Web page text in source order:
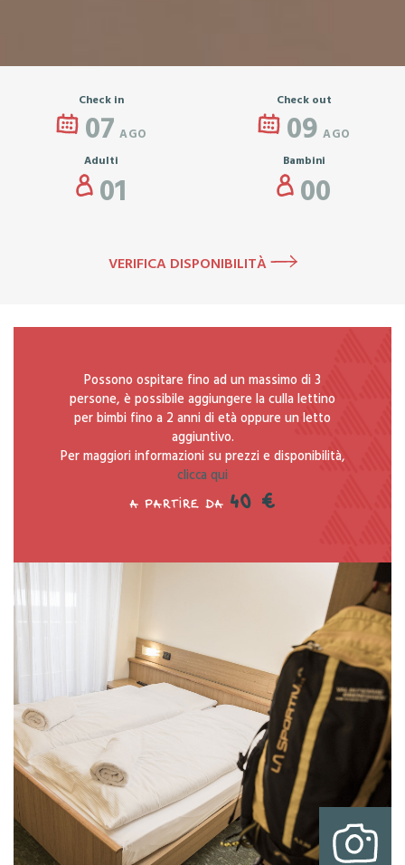
Check in
07 AGO
Check out
09 AGO
Adulti
01
Bambini
00
VERIFICA DISPONIBILITÀ
Possono ospitare fino ad un massimo di 3
persone, è possibile aggiungere la culla lettino
per bimbi fino a 2 anni di età oppure un letto
aggiuntivo.
Per maggiori informazioni su prezzi e disponibilità,
clicca qui
A PARTIRE DA 40 €